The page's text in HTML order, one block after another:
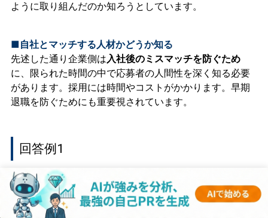
ように取り組んだのか知ろうとしています。
■自社とマッチする人材かどうか知る
先述した通り企業側は入社後のミスマッチを防ぐため
に、限られた時間の中で応募者の人間性を深く知る必要
があります。採用には時間やコストがかかります。早期
退職を防ぐためにも重要視されています。
回答例1
大学で所属していたバスケットボール部にて主将として全
国大会ベスト8入りを目指したことだ。これまでのチーム